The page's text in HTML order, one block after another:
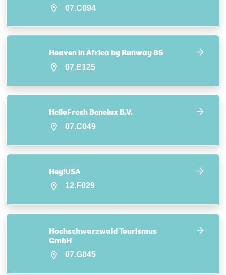
07.C094
Heaven in Africa by Runway 86
07.E125
HelloFresh Benelux B.V.
07.C049
Hey!USA
12.F029
Hochschwarzwald Tourismus
GmbH
07.G045